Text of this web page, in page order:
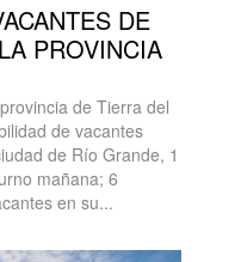
DE
PROVINCIA
de Tierra del
de vacantes
de Río Grande, 1
mañana; 6
en su...